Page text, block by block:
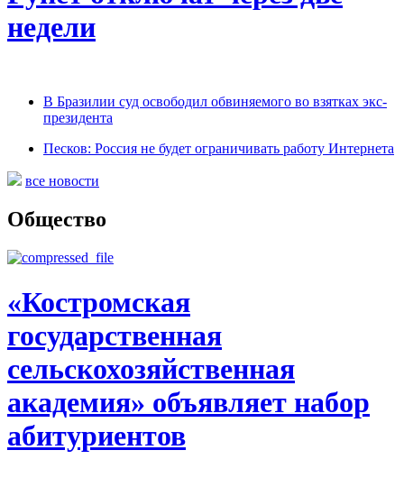
недели
В Бразилии суд освободил обвиняемого во взятках экс-
президента
Песков: Россия не будет ограничивать работу Интернета
все новости
Общество
«Костромская
государственная
сельскохозяйственная
академия» объявляет набор
абитуриентов